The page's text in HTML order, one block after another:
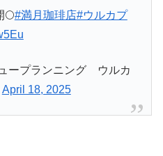
🌕#満月珈琲店#ウルカプ
ープランニング ウルカ
April 18, 2025